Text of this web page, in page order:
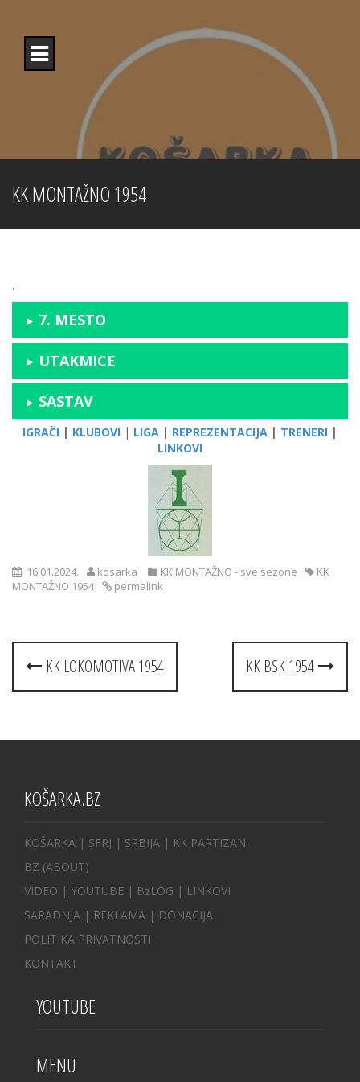
content
KK MONTAŽNO 1954
.
7. MESTO
UTAKMICE
SASTAV
IGRAČI | KLUBOVI | LIGA | REPREZENTACIJA | TRENERI |
LINKOVI
16.01.2024. kosarka KK MONTAŽNO - sve sezone
KK
MONTAŽNO 1954
permalink
Post
navigation
KK LOKOMOTIVA 1954 KK BSK 1954
KOŠARKA.BZ
KOŠARKA | SFRJ | SRBIJA | KK PARTIZAN
BZ (ABOUT)
VIDEO | YOUTUBE | BzLOG | LINKOVI
SARADNJA | REKLAMA | DONACIJA
POLITIKA PRIVATNOSTI
KONTAKT
YOUTUBE
MENU